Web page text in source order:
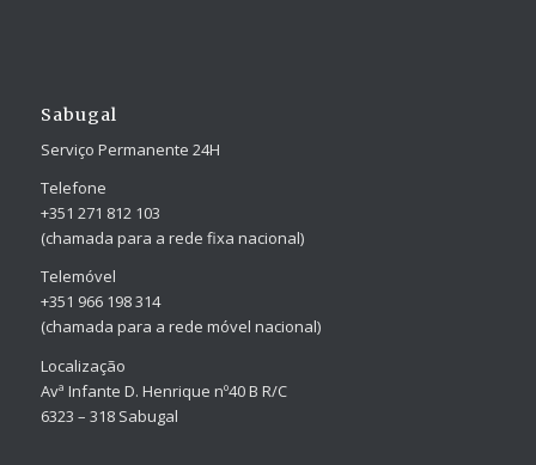
Sabugal
Serviço Permanente 24H
Telefone
+351 271 812 103
(chamada para a rede fixa nacional)
Telemóvel
+351 966 198 314
(chamada para a rede móvel nacional)
Localização
Avª Infante D. Henrique nº40 B R/C
6323 – 318 Sabugal